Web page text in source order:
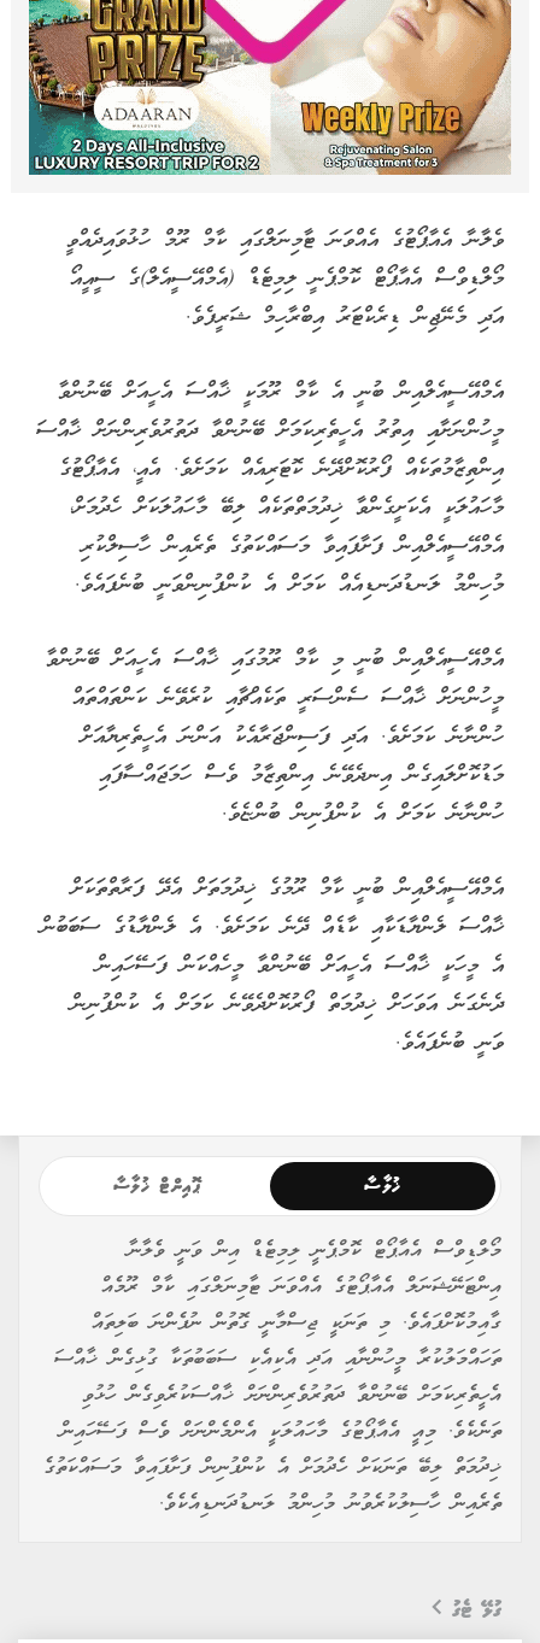
ވެލާނާ އެއާޕޯޓުގެ އެއްވަނަ ޓާމިނަލްގައި ކާމް ރޫމް ހުޅުވައިދެއްވީ
މޯލްޑިވްސް އެއާޕޯޓް ކޮމްޕެނީ ލިމިޓެޑް (އެމްއޭސީއެލް)ގެ ސީއީއޯ
އަދި މެނޭޖިން ޑިރެކްޓަރު އިބްރާހިމް ޝަރީފެވެ.
އެމްއޭސީއެލްއިން ބުނީ އެ ކާމް ރޫމަކީ ޚާއްސަ އެހީއަށް ބޭނުންވާ
މީހުންނަށާއި އިތުރު އެހީތެރިކަމަށް ބޭނުންވާ ދަތުރުވެރިންނަށް ޚާއްސަ
އިންތިޒާމުތަކެއް ފޯރުކޮށްދޭނެ ކޮޓަރިއެއް ކަމަށެވެ. އެއީ، އެއާޕޯޓުގެ
މާހައުލަކީ އެކަށީގެންވާ ޚިދުމަތްތަކެއް ލިބޭ މާހައުލަކަށް ހެދުމަށް،
އެމްއޭސީއެލްއިން ފަށާފައިވާ މަސައްކަތުގެ ތެރެއިން ހާސިލްކުރި
މުހިންމު ލަނޑުދަނޑިއެއް ކަމަށް އެ ކުންފުނިންވަނީ ބުނެފައެވެ.
އެމްއޭސީއެލްއިން ބުނީ މި ކާމް ރޫމުގައި ޚާއްސަ އެހީއަށް ބޭނުންވާ
މީހުންނަށް ޚާއްސަ ސެންސަރީ ތަކެއްޗާއި ކުރެވޭނެ ކަންތައްތައް
ހުންނާނެ ކަމަށެވެ. އަދި ފަސިންޖަރާއެކު އަންނަ އެހީތެރިޔާއަށް
މަޑުކޮށްލައިގެން އިނދެވޭނެ އިންތިޒާމު ވެސް ހަމަޖައްސާފައި
ހުންނާނެ ކަމަށް އެ ކުންފުނިން ބުންޏެވެ.
އެމްއޭސީއެލްއިން ބުނީ ކާމް ރޫމުގެ ޚިދުމަތަށް އެދޭ ފަރާތްތަކަށް
ޚާއްސަ ލެންޔާޑަކާއި ކާޑެއް ދޭނެ ކަމަށެވެ. އެ ލެންޔާޑުގެ ސަބަބުން
އެ މީހަކީ ޚާއްސަ އެހީއަށް ބޭނުންވާ މީހެއްކަން ފަސޭހައިން
ދެނެގަނެ އަވަހަށް ޚިދުމަތް ފޯރުކޮށްދެވޭނެ ކަމަށް އެ ކުންފުނިން
ވަނީ ބުނެފައެވެ.
ޚުލާސާ ޕޮއިންޓް ޚުލާސާ
މޯލްޑިވްސް އެއާޕޯޓް ކޮމްޕެނީ ލިމިޓެޑް އިން ވަނީ ވެލާނާ
އިންޓަނޭޝަނަލް އެއާޕޯޓުގެ އެއްވަނަ ޓާމިނަލްގައި ކާމް ރޫމެއް
ގާއިމުކޮށްފައެވެ. މި ތަނަކީ ޖިސްމާނީ ގޮތުން ނުފެންނަ ބަލިތައް
ތަހައްމަލުކުރާ މީހުންނާއި އަދި އެކިއެކި ސަބަބުތަކާ ގުޅިގެން ޚާއްސަ
އެހީތެރިކަމަށް ބޭނުންވާ ދަތުރުވެރިންނަށް ޚާއްސަކުރެވިގެން ހުޅުވި
ތަނެކެވެ. މިއީ އެއާޕޯޓުގެ މާހައުލަކީ އެންމެންނަށް ވެސް ފަސޭހައިން
ޚިދުމަތް ލިބޭ ތަނަކަށް ހެދުމަށް އެ ކުންފުނިން ފަށާފައިވާ މަސައްކަތުގެ
ތެރެއިން ހާސިލުކުރެވުނު މުހިންމު ލަނޑުދަނޑިއެކެވެ.
ގުޅޭ ޓެގު